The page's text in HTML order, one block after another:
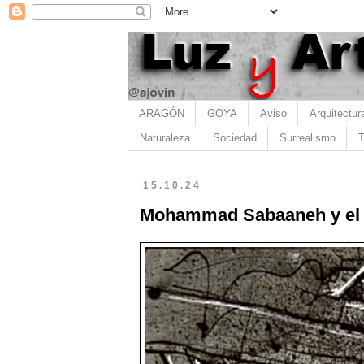
ARAGÓN GOYA Aviso
Naturaleza Sociedad Surrealismo
15.10.24
Mohammad Sabaaneh y